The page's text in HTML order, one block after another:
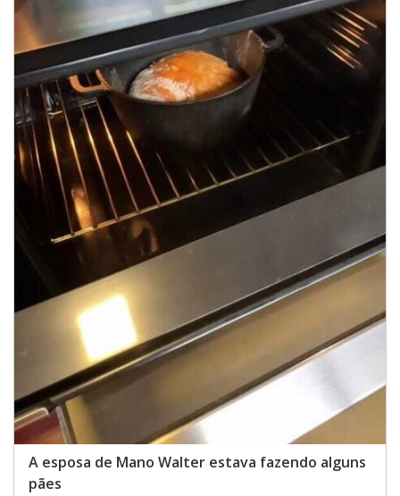
A esposa de Mano Walter estava fazendo alguns
pães